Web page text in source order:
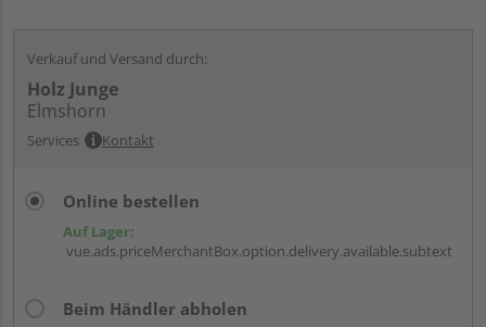
Verkauf und Versand durch:
Holz Junge
Elmshorn
Services Kontakt
Online bestellen
Auf Lager:
vue.ads.priceMerchantBox.option.delivery.available.subtext
Beim Händler abholen